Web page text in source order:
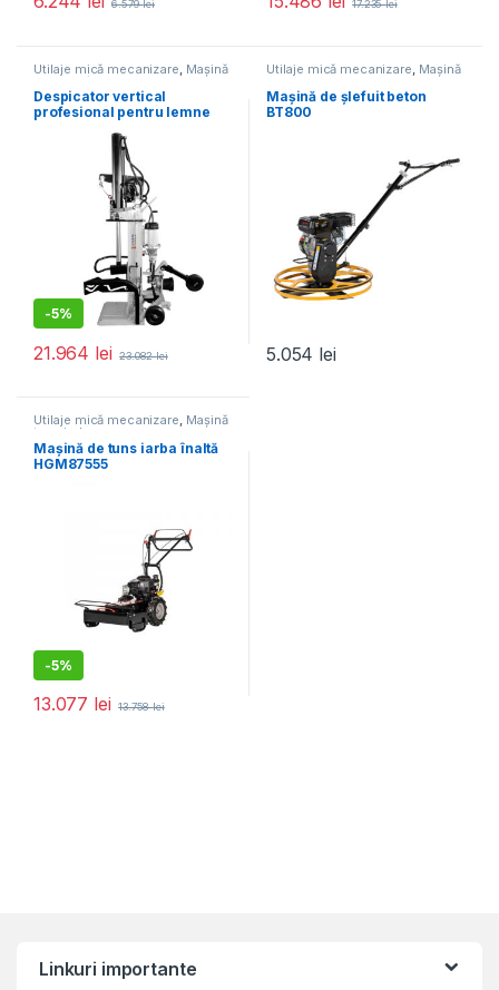
6.579lei 17.235lei
Utilaje mică mecanizare, Mașină
de tocat/despicat lemne
Despicator vertical
profesional pentru lemne
-5%
21.964 lei 23.082lei
Utilaje mică mecanizare, Mașină
Mașină de șlefuit beton
BT800
5.054 lei
Utilaje mică mecanizare, Mașină
tuns iarba
Mașină de tuns iarba înaltă
HGM87555
-5%
13.077 lei 13.758lei
Linkuri importante